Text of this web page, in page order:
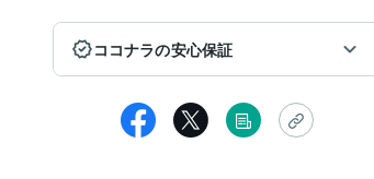
ココナラの安心保証